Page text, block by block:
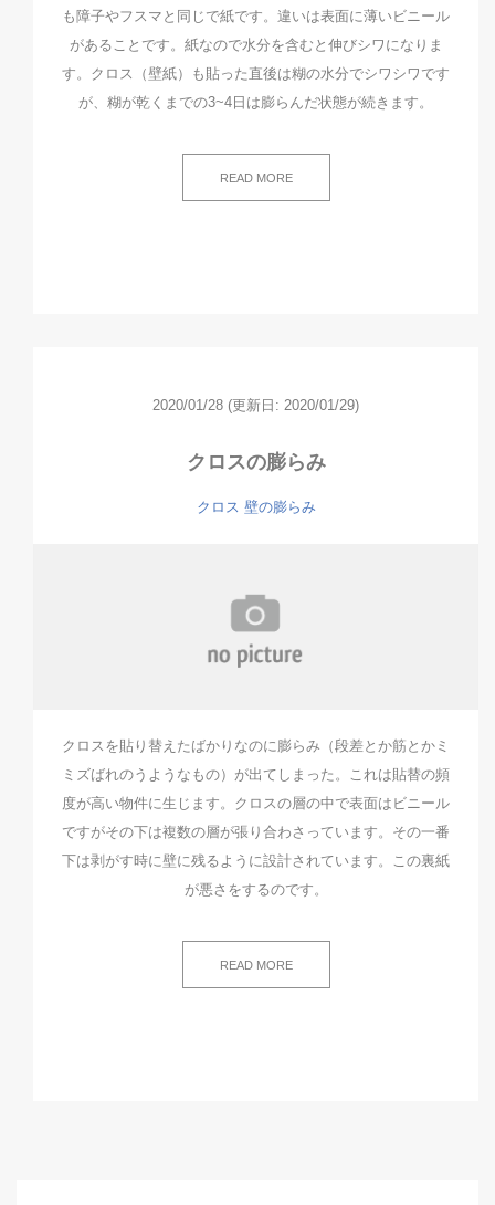
も障子やフスマと同じで紙です。違いは表面に薄いビニール
があることです。紙なので水分を含むと伸びシワになりま
す。クロス（壁紙）も貼った直後は糊の水分でシワシワです
が、糊が乾くまでの3~4日は膨らんだ状態が続きます。
READ MORE
2020/01/28 (更新日: 2020/01/29)
クロスの膨らみ
クロス 壁の膨らみ
クロスを貼り替えたばかりなのに膨らみ（段差とか筋とかミ
ミズばれのうようなもの）が出てしまった。これは貼替の頻
度が高い物件に生じます。クロスの層の中で表面はビニール
ですがその下は複数の層が張り合わさっています。その一番
下は剥がす時に壁に残るように設計されています。この裏紙
が悪さをするのです。
READ MORE